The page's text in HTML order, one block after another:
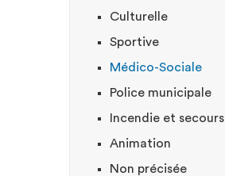
Culturelle
Sportive
Médico-Sociale
Police municipale
Incendie et secours
Animation
Non précisée